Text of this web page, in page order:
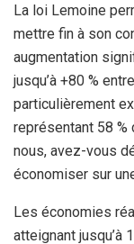
La loi Lemoine
mettre fin à son
augmentation
jusqu’à +80 %
particulièrement
représentant 58 %
nous, avez-vous
économiser sur
Les économies
atteignant jusqu’à